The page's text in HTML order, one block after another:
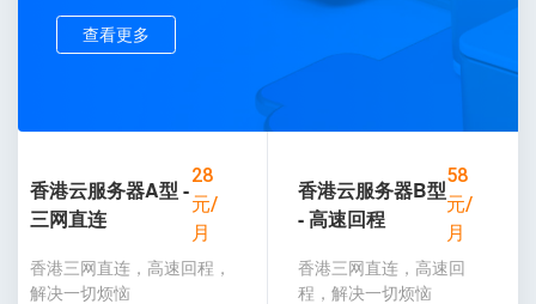
查看更多
香港云服务器A型 -
三网直连
28
元/
月
香港三网直连，高速回程，
解决一切烦恼
香港云服务器B型
- 高速回程
58
元/
月
香港三网直连，高速回
程，解决一切烦恼